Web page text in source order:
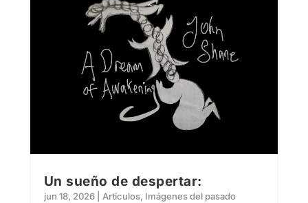
Un sueño de despertar:
jun 18, 2026| Artículos, Imágenes del pasado